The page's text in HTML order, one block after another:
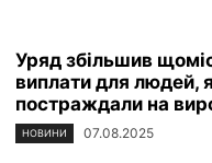
Уряд збільшив
виплати для людей,
постраждали на
НОВИНИ 07.08.2025